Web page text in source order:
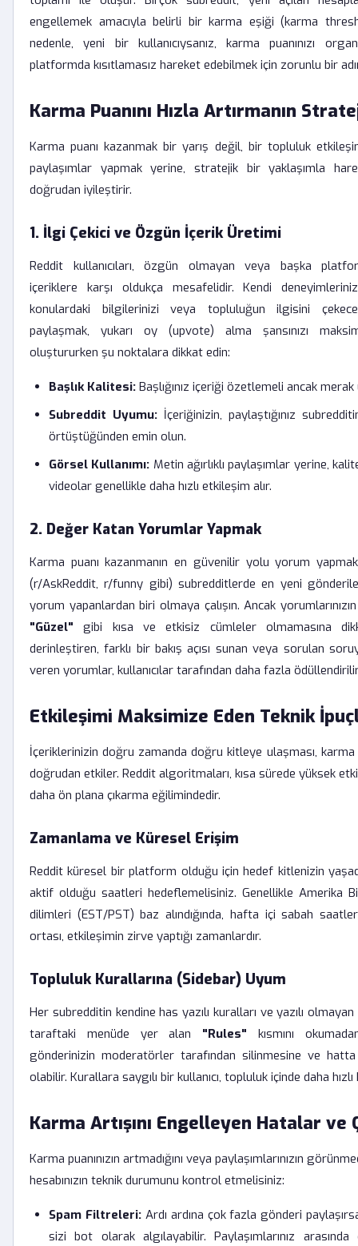
engellemek amacıyla belirli bir karma eşiği (karma
nedenle, yeni bir kullanıcıysanız, karma puanınızı
platformda kısıtlamasız hareket edebilmek için zorunlu bir
Karma Puanını Hızla Artırmanın
Karma puanı kazanmak bir yarış değil, bir topluluk
paylaşımlar yapmak yerine, stratejik bir yaklaşımla
doğrudan iyileştirir.
1. İlgi Çekici ve Özgün İçerik Üretimi
Reddit kullanıcıları, özgün olmayan veya başka
içeriklere karşı oldukça mesafelidir. Kendi
konulardaki bilgilerinizi veya topluluğun ilgisini
paylaşmak, yukarı oy (upvote) alma şansınızı
oluştururken şu noktalara dikkat edin:
Başlık Kalitesi: Başlığınız içeriği özetlemeli ancak merak
Subreddit Uyumu: İçeriğinizin, paylaştığınız
örtüştüğünden emin olun.
Görsel Kullanımı: Metin ağırlıklı paylaşımlar yerine,
videolar genellikle daha hızlı etkileşim alır.
2. Değer Katan Yorumlar Yapmak
Karma puanı kazanmanın en güvenilir yolu yorum
(r/AskReddit, r/funny gibi) subredditlerde en yeni
yorum yapanlardan biri olmaya çalışın. Ancak
"Güzel" gibi kısa ve etkisiz cümleler olmamasına
derinleştiren, farklı bir bakış açısı sunan veya sorulan
veren yorumlar, kullanıcılar tarafından daha fazla
Etkileşimi Maksimize Eden Teknik
İçeriklerinizin doğru zamanda doğru kitleye ulaşması, karma
doğrudan etkiler. Reddit algoritmaları, kısa sürede yüksek
daha ön plana çıkarma eğilimindedir.
Zamanlama ve Küresel Erişim
Reddit küresel bir platform olduğu için hedef kitlenizin
aktif olduğu saatleri hedeflemelisiniz. Genellikle Amerika
dilimleri (EST/PST) baz alındığında, hafta içi sabah
ortası, etkileşimin zirve yaptığı zamanlardır.
Topluluk Kurallarına (Sidebar) Uyum
Her subredditin kendine has yazılı kuralları ve yazılı
taraftaki menüde yer alan "Rules" kısmını
gönderinizin moderatörler tarafından silinmesine ve hatta
olabilir. Kurallara saygılı bir kullanıcı, topluluk içinde daha
Karma Artışını Engelleyen Hatalar ve
Karma puanınızın artmadığını veya paylaşımlarınızın
hesabınızın teknik durumunu kontrol etmelisiniz:
Spam Filtreleri:Ardı ardına çok fazla gönderi
sizi bot olarak algılayabilir. Paylaşımlarınız